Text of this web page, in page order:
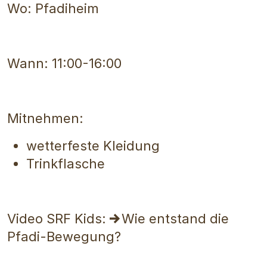
Wo: Pfadiheim
Wann: 11:00-16:00
Mitnehmen:
wetterfeste Kleidung
Trinkflasche
Video SRF Kids:
Wie entstand die
Pfadi-Bewegung?